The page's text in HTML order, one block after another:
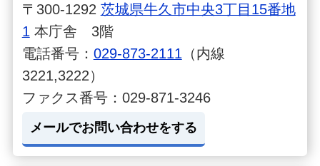
〒300-1292 茨城県牛久市中央3丁目15番地
1 本庁舎 3階
電話番号： 029-873-2111 （内線
3221,3222）
ファクス番号：029-871-3246
メールでお問い合わせをする